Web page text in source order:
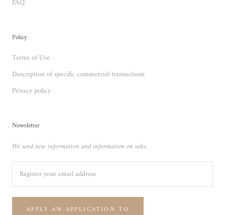
FAQ
Policy
Terms of Use
Description of specific commercial transactions
Privacy policy
Newsletter
We send new information and information on sales.
APPLY AN APPLICATION TO